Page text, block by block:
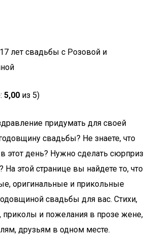
5,00 из 5)
придумать для своей
свадьбы? Не знаете, что
этот день? Нужно сделать сюрприз
На этой странице вы найдете то, что
оригинальные и прикольные
свадьбы для вас. Стихи,
приколы и пожелания в прозе жене,
друзьям в одном месте.